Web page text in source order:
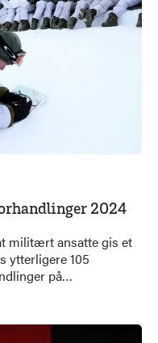
2024
militært ansatte gis et
ytterligere 105
på